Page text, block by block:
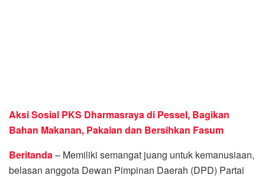
Aksi Sosial PKS Dharmasraya di Pessel, Bagikan
Bahan Makanan, Pakaian dan Bersihkan Fasum
Beritanda– Memiliki semangat juang untuk kemanusiaan,
belasan anggota Dewan Pimpinan Daerah (DPD) Partai